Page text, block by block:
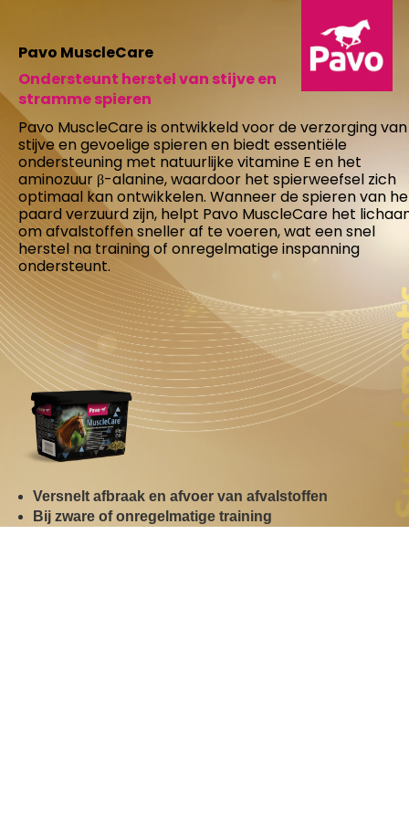
Pavo MuscleCare
Ondersteunt herstel van stijve en
stramme spieren
Pavo MuscleCare is ontwikkeld voor de verzorging van
stijve en gevoelige spieren en biedt essentiële
ondersteuning met natuurlijke vitamine E en het
aminozuur β-alanine, waardoor het spierweefsel zich
optimaal kan ontwikkelen. Wanneer de spieren van
paard verzuurd zijn, helpt Pavo MuscleCare het
om afvalstoffen sneller af te voeren, wat een snel
herstel na training of onregelmatige inspanning
ondersteunt.
Versnelt afbraak en afvoer van afvalstoffen
Bij zware of onregelmatige training